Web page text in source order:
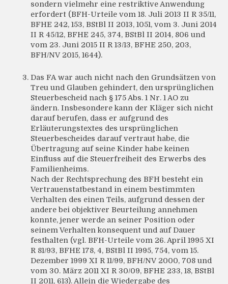
sondern vielmehr eine restriktive Anwendung
erfordert (BFH-Urteile vom 18. Juli 2013 II R 35/11,
BFHE 242, 153, BStBl II 2013, 1051, vom 3. Juni 2014
II R 45/12, BFHE 245, 374, BStBl II 2014, 806 und
vom 23. Juni 2015 II R 13/13, BFHE 250, 203,
BFH/NV 2015, 1644).
Das FA war auch nicht nach den Grundsätzen von
Treu und Glauben gehindert, den ursprünglichen
Steuerbescheid nach § 175 Abs. 1 Nr. 1 AO zu
ändern. Insbesondere kann der Kläger sich nicht
darauf berufen, dass er aufgrund des
Erläuterungstextes des ursprünglichen
Steuerbescheides darauf vertraut habe, die
Übertragung auf seine Kinder habe keinen
Einfluss auf die Steuerfreiheit des Erwerbs des
Familienheims.
Nach der Rechtsprechung des BFH besteht ein
Vertrauenstatbestand in einem bestimmten
Verhalten des einen Teils, aufgrund dessen der
andere bei objektiver Beurteilung annehmen
konnte, jener werde an seiner Position oder
seinem Verhalten konsequent und auf Dauer
festhalten (vgl. BFH-Urteile vom 26. April 1995 XI
R 81/93, BFHE 178, 4, BStBl II 1995, 754, vom 15.
Dezember 1999 XI R 11/99, BFH/NV 2000, 708 und
vom 30. März 2011 XI R 30/09, BFHE 233, 18, BStBl
II 2011, 613). Allein die Wiedergabe des